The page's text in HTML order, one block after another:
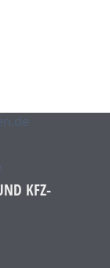
KFZ-